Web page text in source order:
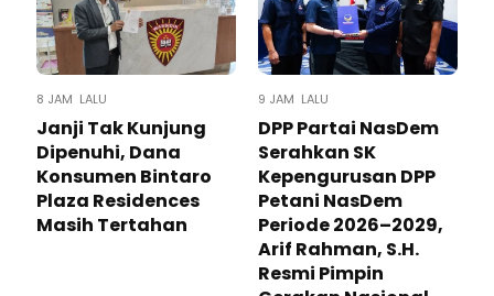
8 JAM LALU
Janji Tak Kunjung
Dipenuhi, Dana
Konsumen Bintaro
Plaza Residences
Masih Tertahan
9 JAM LALU
DPP Partai NasDem
Serahkan SK
Kepengurusan DPP
Petani NasDem
Periode 2026–2029,
Arif Rahman, S.H.
Resmi Pimpin